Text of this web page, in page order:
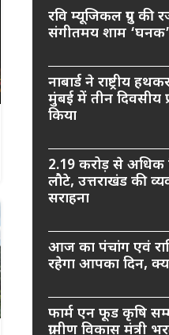
रवि म्यूजिकल ग्रुप
संगीतमय शाम ‘घनक’
नाबार्ड ने राष्ट्रीय
मुंबई में तीन दिवसीय
किया
2.19 करोड़ से
लौटे, उत्तराखंड की
सराहना
आज का पंचांग एवं
रहेगा आपका दिन, क्या
फार्म एन फूड कृषि
ग्रामीण विकास मंत्री